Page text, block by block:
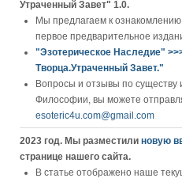
Утраченный Завет" 1.0.
Мы предлагаем к
первое предварительное
"Эзотерическое Наследие"
Творца.Утраченный Завет."
Вопросы и отзывы по существу
Философии, вы можете
esoteric4u.com@gmail.com
2023 год. Мы разместили новую
странице нашего сайта.
В статье отображено наше